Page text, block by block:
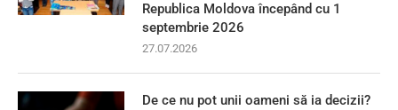
Republica Moldova începând cu 1
septembrie 2026
27.07.2026
De ce nu pot unii oameni să ia decizii?